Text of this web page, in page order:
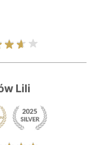
Lili